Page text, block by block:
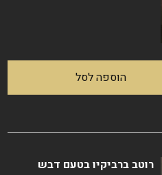
הוספה לסל
רוטב ברביקיו בטעם דבש